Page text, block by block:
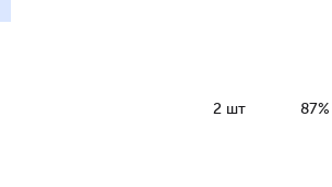
2 шт 87%